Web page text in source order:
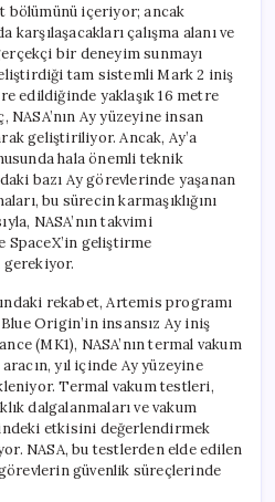
bölümünü içeriyor; ancak
çalışma alanı ve
bir deneyim sunmayı
tam sistemli Mark 2 iniş
edildiğinde yaklaşık 16 metre
NASA’nın Ay yüzeyine insan
geliştiriliyor. Ancak, Ay’a
hala önemli teknik
bazı Ay görevlerinde yaşanan
bu sürecin karmaşıklığını
NASA’nın takvimi
SpaceX’in geliştirme
gerekiyor.
rekabet, Artemis programı
Origin’in insansız Ay iniş
(MK1), NASA’nın termal vakum
yıl içinde Ay yüzeyine
Termal vakum testleri,
dalgalanmaları ve vakum
etkisini değerlendirmek
NASA, bu testlerden elde edilen
güvenlik süreçlerinde